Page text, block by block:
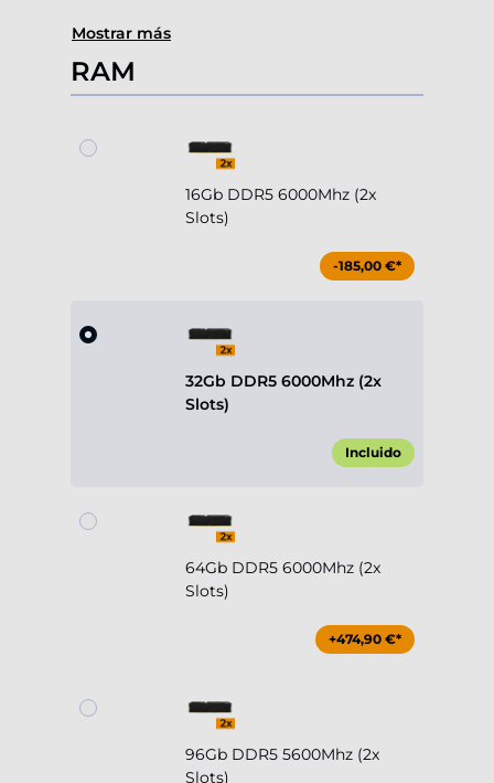
Mostrar más
RAM
16Gb DDR5 6000Mhz (2x
Slots)
-185,00 €*
32Gb DDR5 6000Mhz (2x
Slots)
Incluido
64Gb DDR5 6000Mhz (2x
Slots)
+474,90 €*
96Gb DDR5 5600Mhz (2x
Slots)